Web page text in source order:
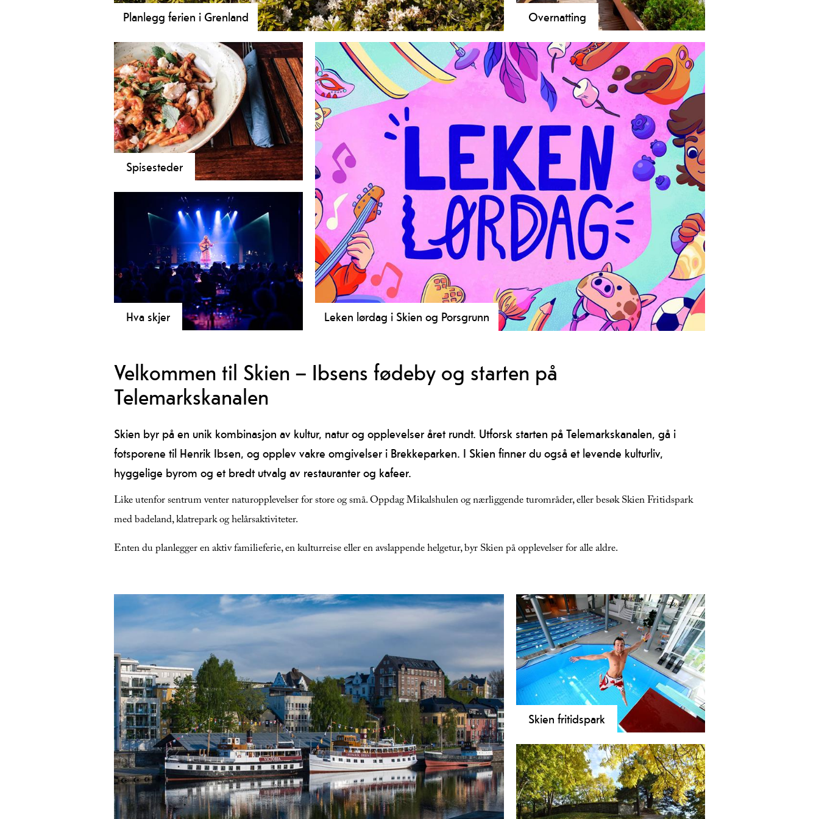
Planlegg ferien i Grenland Overnatting
Skien har overnattingstilbud innenfor
både hotell, hytter, leiligheter og
camping. Du finner noe som passer
uansett ønsker og lommebok. Byhoteller,
hotell i landlige omgivelser og camping
ved Norsjø.
Spisesteder
Trenger du en pust i bakken, her finnes
det mange kafeer og restauranter i
koselige omgivelser.
Hva skjer Leken lørdag i Skien og Porsgrunn
Porsgrunn.
Velkommen til Skien – Ibsens fødeby og starten på
Telemarkskanalen
Skien byr på en unik kombinasjon av kultur, natur og opplevelser året rundt. Utforsk starten på Telemarkskanalen, gå i
fotsporene til Henrik Ibsen, og opplev vakre omgivelser i Brekkeparken. I Skien finner du også et levende kulturliv,
hyggelige byrom og et bredt utvalg av restauranter og kafeer.
Like utenfor sentrum venter naturopplevelser for store og små. Oppdag Mikalshulen og nærliggende turområder, eller besøk Skien Fritidspark
med badeland, klatrepark og helårsaktiviteter.
Enten du planlegger en aktiv familieferie, en kulturreise eller en avslappende helgetur, byr Skien på opplevelser for alle aldre.
Skien fritidspark
Skien fritidspark er et fantastisk anlegg
med aktiviteter for store og små i alle
aldre samt gjester med
funksjonsnedsettelser.